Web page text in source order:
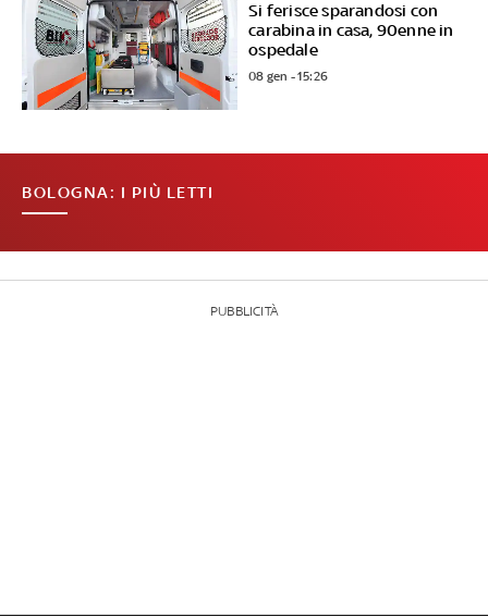
Si ferisce sparandosi con
carabina in casa, 90enne in
ospedale
08 gen - 15:26
BOLOGNA: I PIÙ LETTI
PUBBLICITÀ